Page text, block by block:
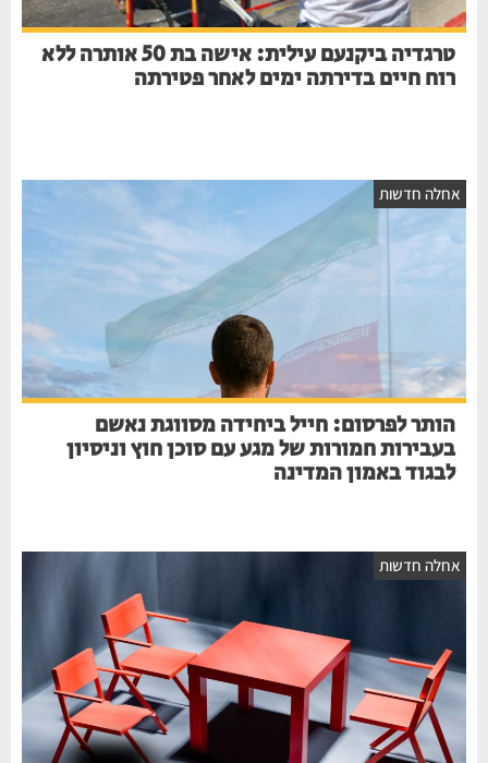
טרגדיה ביקנעם עילית: אישה בת 50 אותרה ללא
רוח חיים בדירתה ימים לאחר פטירתה
אחלה חדשות
הותר לפרסום: חייל ביחידה מסווגת נאשם
בעבירות חמורות של מגע עם סוכן חוץ וניסיון
לבגוד באמון המדינה
אחלה חדשות